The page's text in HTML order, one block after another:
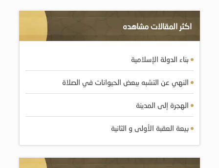
اكثر المقالات مشاهده
بناء الدولة الإسلامية
النهي عن التشبه ببعض الحيوانات في الصلاة
الهجرة إلى المدينة
بيعة العقبة الأولى و الثانية